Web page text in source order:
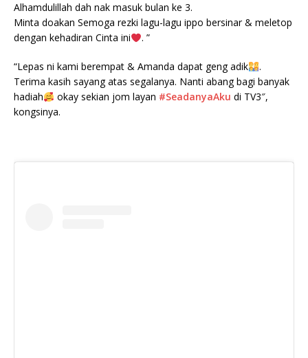
Alhamdulillah dah nak masuk bulan ke 3.
Minta doakan Semoga rezki lagu-lagu ippo bersinar & meletop
dengan kehadiran Cinta ini
. ”
“Lepas ni kami berempat & Amanda dapat geng adik
.
Terima kasih sayang atas segalanya. Nanti abang bagi banyak
hadiah
okay sekian jom layan #SeadanyaAku di TV3″,
kongsinya.